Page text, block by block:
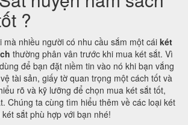
?
mà nhiều người có nhu cầu sắm một cái két
thường phân vân trước khi mua két sắt. Vì
để bạn đặt niềm tin vào nó khi bạn vắng
tài sản, giấy tờ quan trọng một cách tốt và
rõ và kỹ lưỡng để chọn mua két sắt tốt,
Chúng ta cùng tìm hiểu thêm về các loại két
sắt phù hợp với bạn nhé!